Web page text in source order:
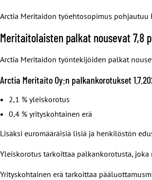
Arctia Meritaidon työehtosopimus pohjautuu
Meritaitolaisten palkat nousevat 7,8
Arctia Meritaidon työntekijöiden palkat
Arctia Meritaito Oy:n palkankorotukset
2,1 % yleiskorotus
0,4 % yrityskohtainen erä
Lisäksi euromääräisiä lisiä ja henkilöstön
Yleiskorotus tarkoittaa palkankorotusta,
Yrityskohtainen erä tarkoittaa